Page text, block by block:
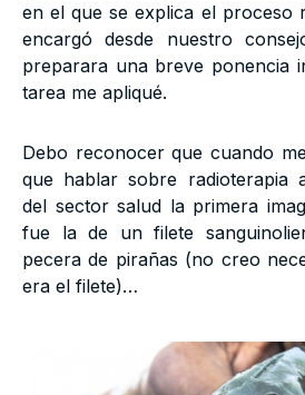
en el que se explica el proceso
encargó desde nuestro
preparara una breve ponencia
tarea me apliqué.
Debo reconocer que cuando
que hablar sobre radioterapia
del sector salud la primera
fue la de un filete
pecera de pirañas (no creo
era el filete)…